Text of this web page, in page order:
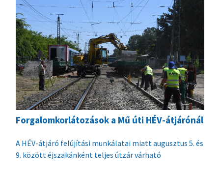
Forgalomkorlátozások a Mű úti HÉV-átjárónál
A HÉV-átjáró felújítási munkálatai miatt augusztus 5. és
9. között éjszakánként teljes útzár várható